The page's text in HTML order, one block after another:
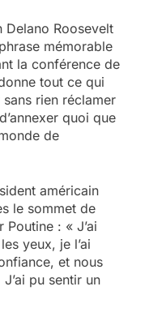
Delano Roosevelt
mémorable
la conférence de
tout ce qui
rien réclamer
quoi que
de
américain
le sommet de
: « J’ai
yeux, je l’ai
et nous
pu sentir un